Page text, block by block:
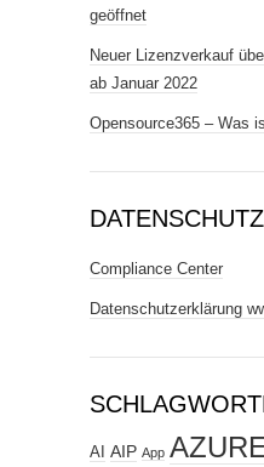
geöffnet
Neuer Lizenzverkauf
ab Januar 2022
Opensource365 – Was
DATENSCHUTZ
Compliance Center
Datenschutzerklärung
AI AIP App